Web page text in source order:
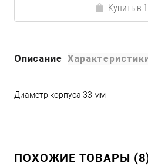
Купить в
Описание
Диаметр корпуса 33 мм
ПОХОЖИЕ ТОВАРЫ